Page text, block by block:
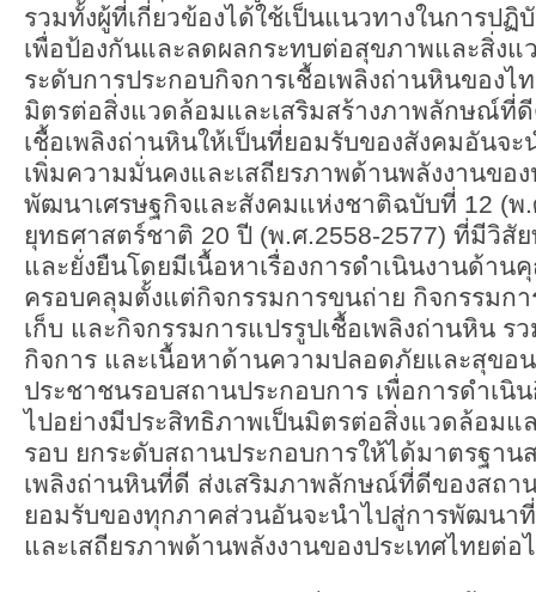
รวมทั้งผู้ที่เกี่ยวข้องได้ใช้เป็นแนวทางในการปฏิ
เพื่อป้องกันและลดผลกระทบต่อสุขภาพและสิ่งแ
ระดับการประกอบกิจการเชื้อเพลิงถ่านหินของไ
มิตรต่อสิ่งแวดล้อมและเสริมสร้างภาพลักษณ์ที่
เชื้อเพลิงถ่านหินให้เป็นที่ยอมรับของสังคมอันจ
เพิ่มความมั่นคงและเสถียรภาพด้านพลังงานขอ
พัฒนาเศรษฐกิจและสังคมแห่งชาติฉบับที่ 12 (พ.
ยุทธศาสตร์ชาติ 20 ปี (พ.ศ.2558-2577) ที่มีวิสั
และยั่งยืนโดยมีเนื้อหาเรื่องการดำเนินงานด้า
ครอบคลุมตั้งแต่กิจกรรมการขนถ่าย กิจกรรมก
เก็บ และกิจกรรมการแปรรูปเชื้อเพลิงถ่านหิน ร
กิจการ และเนื้อหาด้านความปลอดภัยและสุขอ
ประชาชนรอบสถานประกอบการ เพื่อการดำเนิ
ไปอย่างมีประสิทธิภาพเป็นมิตรต่อสิ่งแวดล้อมแ
รอบ ยกระดับสถานประกอบการให้ได้มาตรฐาน
เพลิงถ่านหินที่ดี ส่งเสริมภาพลักษณ์ที่ดีของสถา
ยอมรับของทุกภาคส่วนอันจะนำไปสู่การพัฒนา
และเสถียรภาพด้านพลังงานของประเทศไทยต่อ